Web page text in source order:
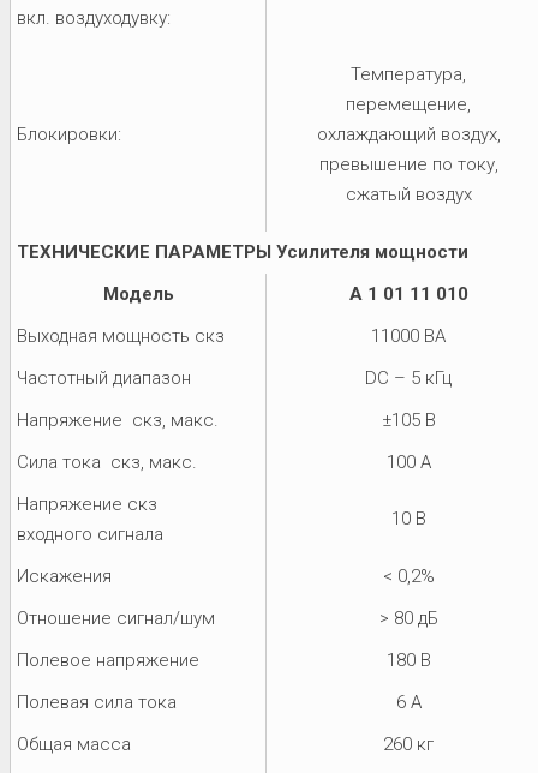
вкл. воздуходувку:
Блокировки:
Температура,
перемещение,
охлаждающий воздух,
превышение по току,
сжатый воздух
ТЕХНИЧЕСКИЕ ПАРАМЕТРЫ Усилителя мощности
Модель
A 1 01 11 010
Выходная мощность скз
11000 ВА
Частотный диапазон
DC – 5 кГц
Напряжение скз, макс.
±105 В
Сила тока скз, макс.
100 A
Напряжение скз
входного сигнала
10 В
Искажения
< 0,2%
Отношение сигнал/шум
> 80 дБ
Полевое напряжение
180 В
Полевая сила тока
6 A
Общая масса
260 кг